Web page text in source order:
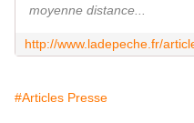
moyenne distance...
#Articles Presse